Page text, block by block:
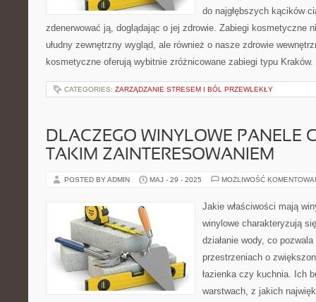
do najgłębszych kącików
zdenerwować ją, doglądając o jej zdrowie. Zabiegi kosmetyczne
ułudny zewnętrzny wygląd, ale również o nasze zdrowie
kosmetyczne oferują wybitnie zróżnicowane zabiegi typu
CATEGORIES: ZARZĄDZANIE STRESEM I BÓL PRZEWLEKŁY
DLACZEGO WINYLOWE PANELE
TAKIM ZAINTERESOWANIEM
POSTED BY ADMIN MAJ - 29 - 2025 MOŻLIWOŚĆ
Jakie właściwości mają
winylowe charakteryzują
działanie wody, co
przestrzeniach o
łazienka czy kuchnia. Ich
warstwach, z jakich